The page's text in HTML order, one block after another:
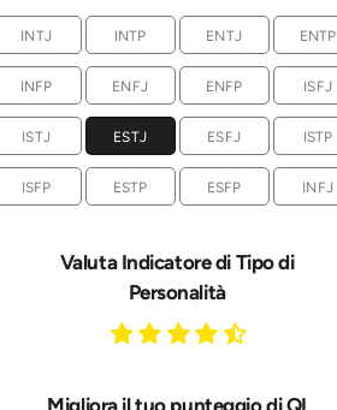
INTJ INTP ENTJ ENTP
INFP ENFJ ENFP ISFJ
ISTJ ESTJ ESFJ ISTP
ISFP ESTP ESFP INFJ
Valuta Indicatore di Tipo di
Personalità